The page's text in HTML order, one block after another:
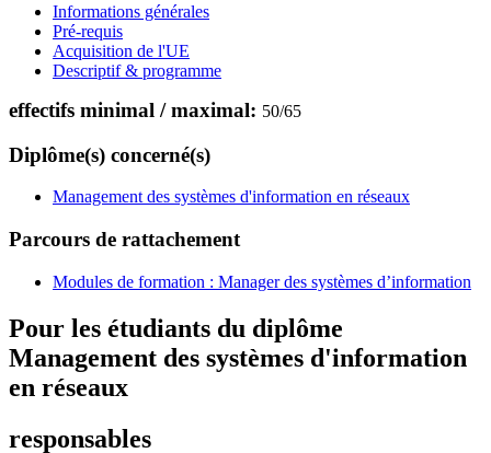
Informations générales
Pré-requis
Acquisition de l'UE
Descriptif & programme
effectifs minimal / maximal: 50/65
Diplôme(s) concerné(s)
Management des systèmes d'information en réseaux
Parcours de rattachement
Modules de formation : Manager des systèmes d’information
Pour les étudiants du diplôme
Management des systèmes d'information
en réseaux
responsables